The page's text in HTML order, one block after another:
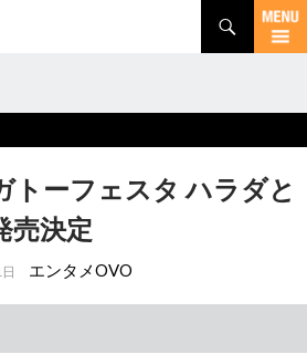
トーフェスタ ハラダと
売決定
エンタメOVO